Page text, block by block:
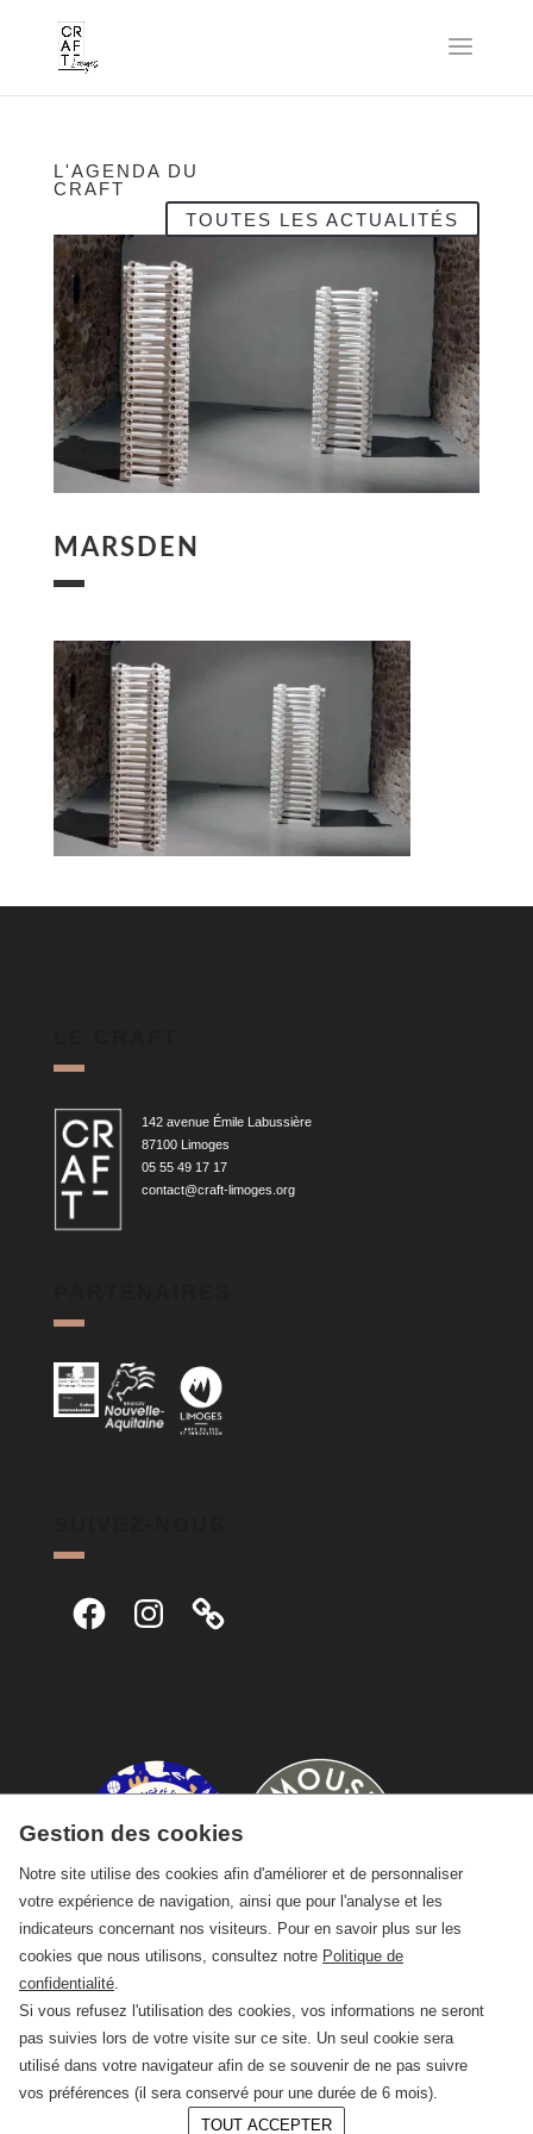
L'AGENDA DU
CRAFT
TOUTES LES ACTUALITÉS
MARSDEN
142 avenue Émile Labussière
87100 Limoges
05 55 49 17 17
contact@craft-limoges.org
FacebookInstagram
Gestion des cookies
Notre site utilise des cookies afin d'améliorer et de personnaliser
votre expérience de navigation, ainsi que pour l'analyse et les
indicateurs concernant nos visiteurs. Pour en savoir plus sur les
cookies que nous utilisons, consultez notre Politique de
confidentialité
Si vous refusez l'utilisation des cookies, vos informations ne seront
pas suivies lors de votre visite sur ce site. Un seul cookie sera
utilisé dans votre navigateur afin de se souvenir de ne pas suivre
vos préférences (il sera conservé pour une durée de 6 mois).
TOUT ACCEPTER